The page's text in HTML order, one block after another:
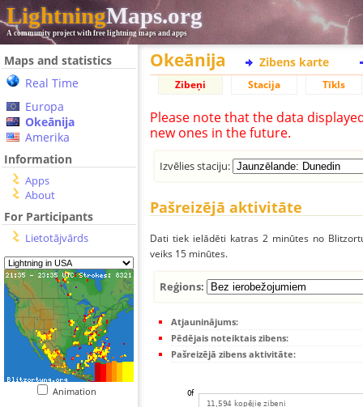
LightningMaps.org
A community project with free lightning maps and apps
Maps and statistics
Real Time
Europa
Okeānija
Amerika
Information
Apps
About
For Participants
Lietotājvārds
Animation
Okeānija Zibens karte
Zibeņi Stacija Tīkls
Please note that the data
new ones in the future.
Izvēlies staciju:
Pašreizējā aktivitāte
Dati tiek ielādēti katras 2 minūtes no
veiks 15 minūtes.
Reģions:
Atjauninājums:
Pēdējais noteiktais zibens:
Pašreizējā zibens aktivitāte: